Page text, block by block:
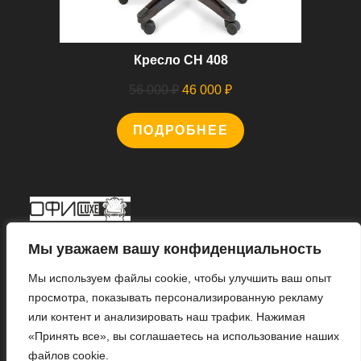
Мы уважаем вашу конфиденциальность
Мы используем файлы cookie, чтобы улучшить ваш опыт
просмотра, показывать персонализированную рекламу
или контент и анализировать наш трафик. Нажимая
«Принять все», вы соглашаетесь на использование наших
файлов cookie.
Кресло CH 408
56 000₽ Первоначальная
цена
составляла
46 000 ₽Текущая
46
ПОДРОБНЕЕ
Откроется
в